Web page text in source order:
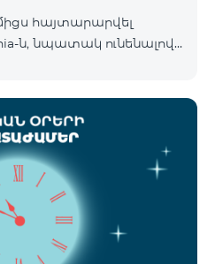
հայտարարվել
ն, նպատակ ունենալով
Առաջին փուլով
և Լոռու մարզերում՝
Ծառայությունների
ապահովելու
է գործել հատուկ
է ընձեռում ձեռք
աշխատող բջջային